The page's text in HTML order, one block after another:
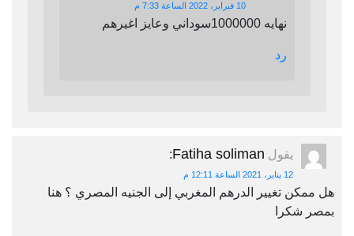
10 فبراير، 2022 الساعة 7:33 م
نهايه 1000000سوداني وعايز اغيرهم
رد
يقول Fatiha soliman
:
12 يناير، 2021 الساعة 12:11 م
هل ممكن تغيير الدرهم المغربي إلى الجنيه المصري ؟ هنا
بمصر شكرا